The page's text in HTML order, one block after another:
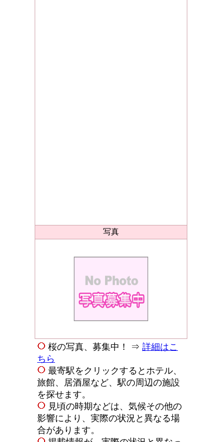
写真
桜の写真、募集中！ ⇒ 詳細はこ
ちら
最寄駅をクリックするとホテル、
旅館、居酒屋など、駅の周辺の施設
を探せます。
見頃の時期などは、気候その他の
影響により、実際の状況と異なる場
合があります。